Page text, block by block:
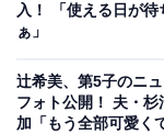
入！ 「使える日が待
ぁ」
辻希美、第5子のニ
フォト公開！ 夫・杉
加「もう全部可愛く